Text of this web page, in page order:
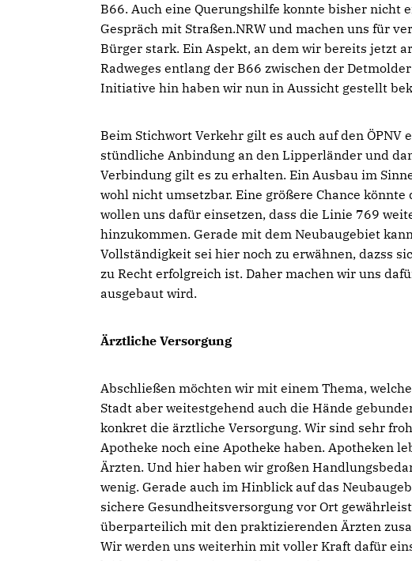
B66. Auch eine Querungshilfe konnte bisher nicht
Gespräch mit Straßen.NRW und machen uns für
Bürger stark. Ein Aspekt, an dem wir bereits jetzt
Radweges entlang der B66 zwischen der
Initiative hin haben wir nun in Aussicht gestellt
Beim Stichwort Verkehr gilt es auch auf den
stündliche Anbindung an den Lipperländer und
Verbindung gilt es zu erhalten. Ein Ausbau im
wohl nicht umsetzbar. Eine größere Chance
wollen uns dafür einsetzen, dass die Linie 769
hinzukommen. Gerade mit dem Neubaugebiet
Vollständigkeit sei hier noch zu erwähnen, dazss
zu Recht erfolgreich ist. Daher machen wir uns
ausgebaut wird.
Ärztliche Versorgung
Abschließen möchten wir mit einem Thema,
Stadt aber weitestgehend auch die Hände
konkret die ärztliche Versorgung. Wir sind sehr
Apotheke noch eine Apotheke haben. Apotheken
Ärzten. Und hier haben wir großen
wenig. Gerade auch im Hinblick auf das
sichere Gesundheitsversorgung vor Ort
überparteilich mit den praktizierenden Ärzten
Wir werden uns weiterhin mit voller Kraft dafür